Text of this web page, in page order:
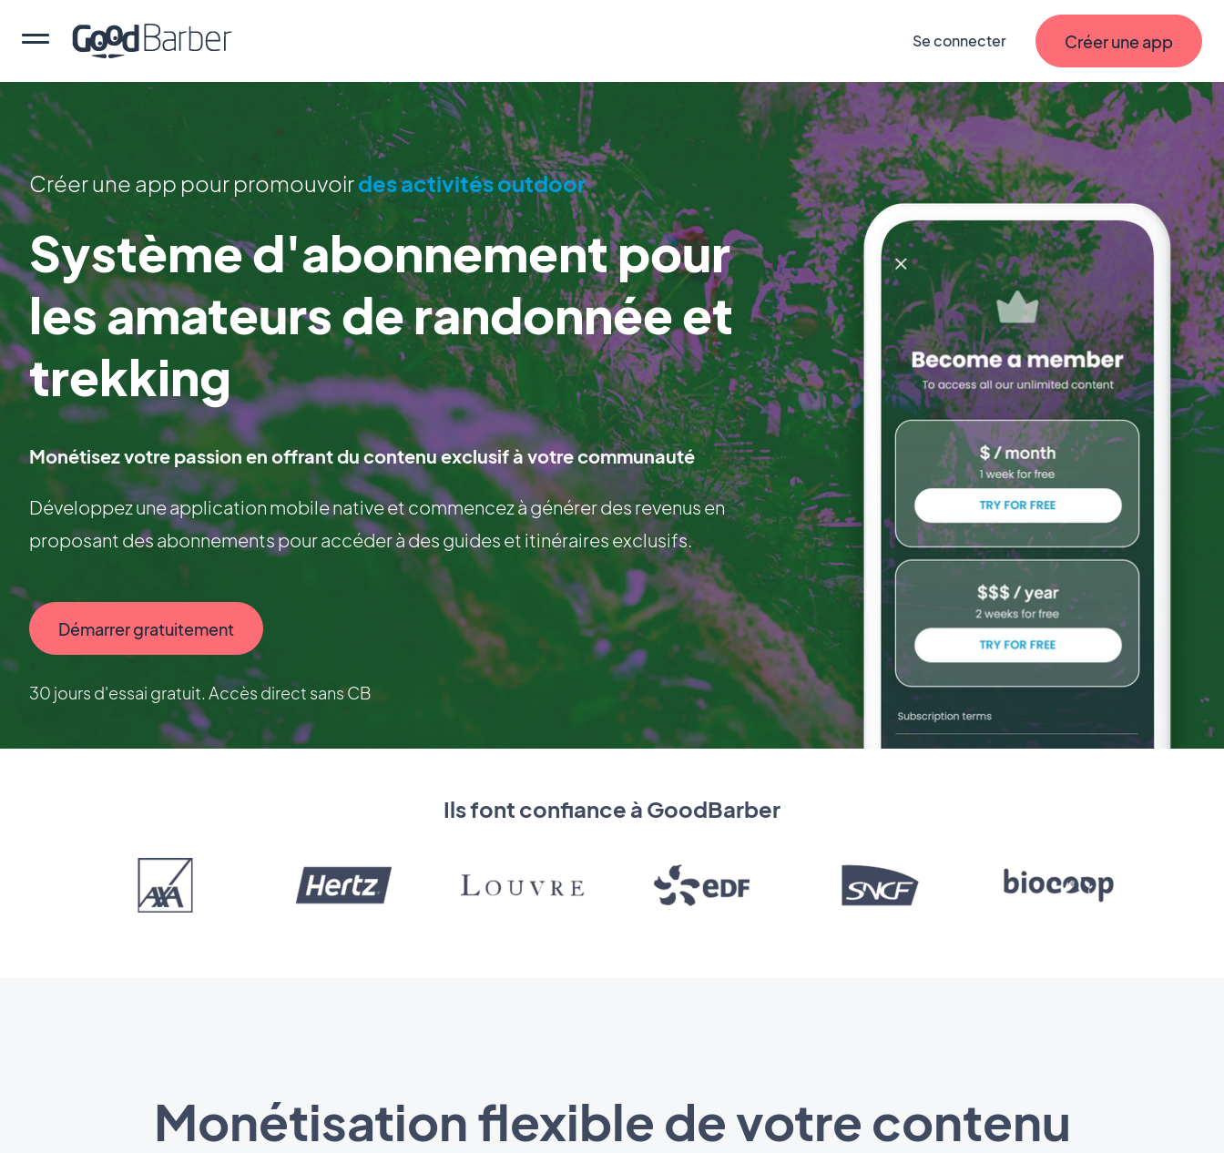
Se connecter Créer une app
Créer une app pour promouvoirdes activités outdoor
Système d'abonnement pour
les amateurs de randonnée et
trekking
Monétisez votre passion en offrant du contenu exclusif à votre communauté
Développez une application mobile native et commencez à générer des revenus en
proposant des abonnements pour accéder à des guides et itinéraires exclusifs.
Démarrer gratuitement
30 jours d'essai gratuit. Accès direct sans CB
Ils font confiance à GoodBarber
Monétisation flexible de votre contenu